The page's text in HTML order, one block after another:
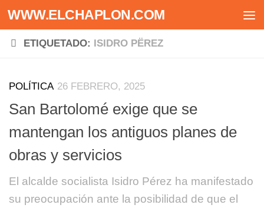
Saltar al contenido
WWW.ELCHAPLON.COM
ETIQUETADO: ISIDRO PËREZ
POLÍTICA 26 FEBRERO, 2025
San Bartolomé exige que se
mantengan los antiguos planes de
obras y servicios
El alcalde socialista Isidro Pérez ha manifestado
su preocupación ante la posibilidad de que el